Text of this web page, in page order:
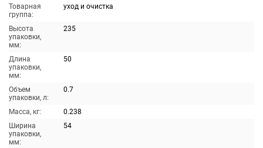
Товарная
группа:
уход и очистка
Высота
упаковки,
мм:
235
Длина
упаковки,
мм:
50
Объем
упаковки, л:
0.7
Масса, кг:
0.238
Ширина
упаковки,
мм:
54